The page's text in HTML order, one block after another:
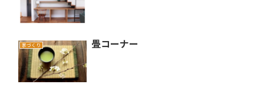
家づくり 畳コーナー